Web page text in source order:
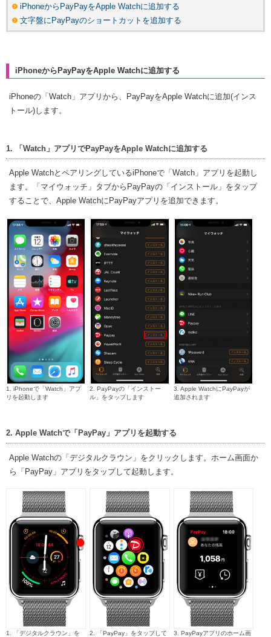
iPhoneからPayPayをApple Watchに追加する
文字盤にPayPayのショートカットを追加する
iPhoneからPayPayをApple Watchに追加する
iPhoneの「Watch」アプリから、PayPayをApple Watchに追加(インス
トール)します。
1. 「Watch」アプリでPayPayをApple Watchに追加する
Apple WatchとペアリングしているiPhoneで「Watch」アプリを起動し
ます。「マイウォッチ」タブからPayPayの「インストール」をタップ
することで、Apple WatchにPayPayアプリを追加できます。
1. iPhoneで「Watch」アプ
リを起動します
2. PayPayの「インストー
ル」をタップします
3. Apple WatchにPayPayが
追加されます
2. Apple Watchで「PayPay」アプリを起動する
Apple Watchの「デジタルクラウン」をクリックします。ホーム画面か
ら「PayPay」アプリをタップして起動します。
1. 「デジタルクラウン」を
2. 「PayPay」をタップして
3. PayPayアプリのホーム画